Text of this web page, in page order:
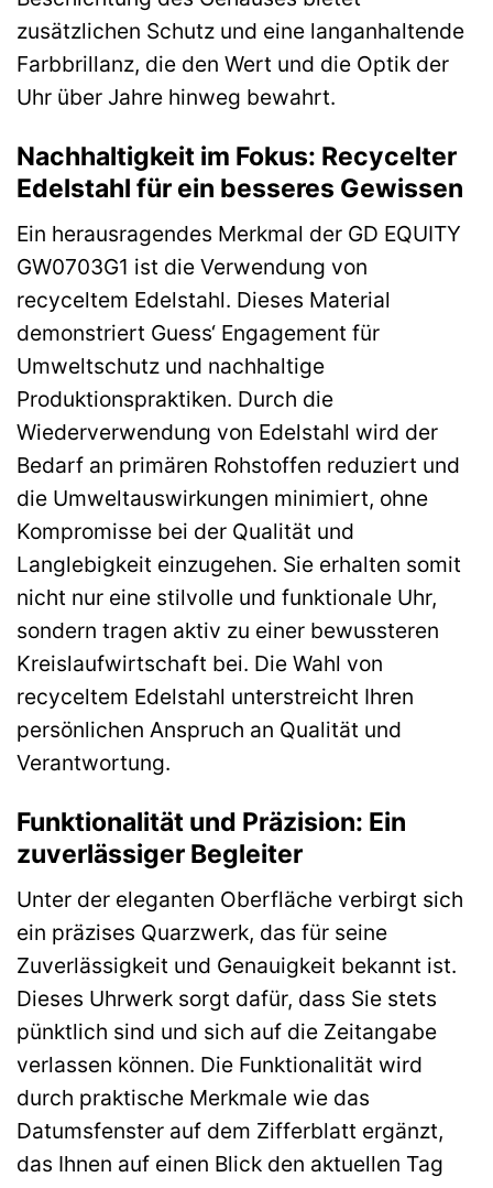
zusätzlichen Schutz und eine langanhaltende
Farbbrillanz, die den Wert und die Optik der
Uhr über Jahre hinweg bewahrt.
Nachhaltigkeit im Fokus: Recycelter
Edelstahl für ein besseres Gewissen
Ein herausragendes Merkmal der GD EQUITY
GW0703G1 ist die Verwendung von
recyceltem Edelstahl. Dieses Material
demonstriert Guess‘ Engagement für
Umweltschutz und nachhaltige
Produktionspraktiken. Durch die
Wiederverwendung von Edelstahl wird der
Bedarf an primären Rohstoffen reduziert und
die Umweltauswirkungen minimiert, ohne
Kompromisse bei der Qualität und
Langlebigkeit einzugehen. Sie erhalten somit
nicht nur eine stilvolle und funktionale Uhr,
sondern tragen aktiv zu einer bewussteren
Kreislaufwirtschaft bei. Die Wahl von
recyceltem Edelstahl unterstreicht Ihren
persönlichen Anspruch an Qualität und
Verantwortung.
Funktionalität und Präzision: Ein
zuverlässiger Begleiter
Unter der eleganten Oberfläche verbirgt sich
ein präzises Quarzwerk, das für seine
Zuverlässigkeit und Genauigkeit bekannt ist.
Dieses Uhrwerk sorgt dafür, dass Sie stets
pünktlich sind und sich auf die Zeitangabe
verlassen können. Die Funktionalität wird
durch praktische Merkmale wie das
Datumsfenster auf dem Zifferblatt ergänzt,
das Ihnen auf einen Blick den aktuellen Tag